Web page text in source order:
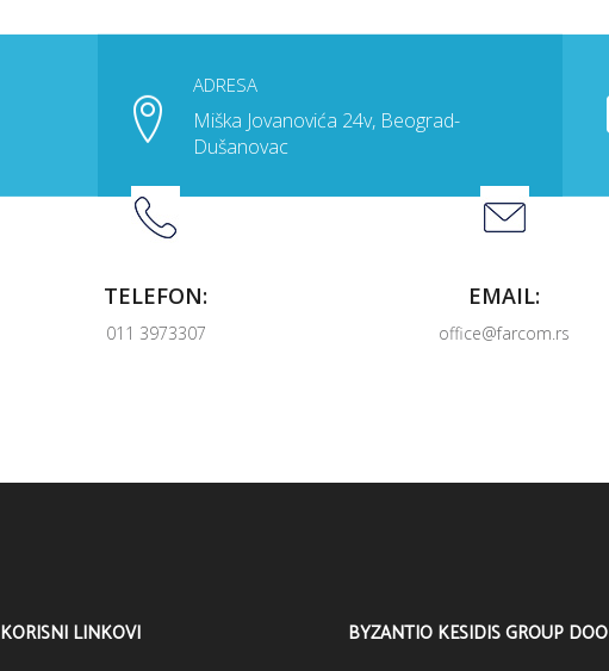
ADRESA
Miška Jovanovića 24v, Beograd-
Dušanovac
TELEFON:
011 3973307
EMAIL:
office@farcom.rs
KORISNI LINKOVI BYZANTIO KESIDIS GROUP DOO